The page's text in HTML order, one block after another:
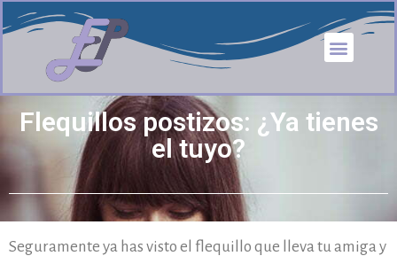
Flequillos postizos: ¿Ya tienes
el tuyo?
Seguramente ya has visto el flequillo que lleva tu amiga y